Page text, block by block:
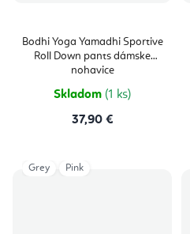
Bodhi Yoga Yamadhi Sportive
Roll Down pants dámske
nohavice
Skladom (1 ks)
37,90 €
Grey Pink